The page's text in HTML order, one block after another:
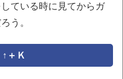
ている時に見てからガ
う。
Ｋ